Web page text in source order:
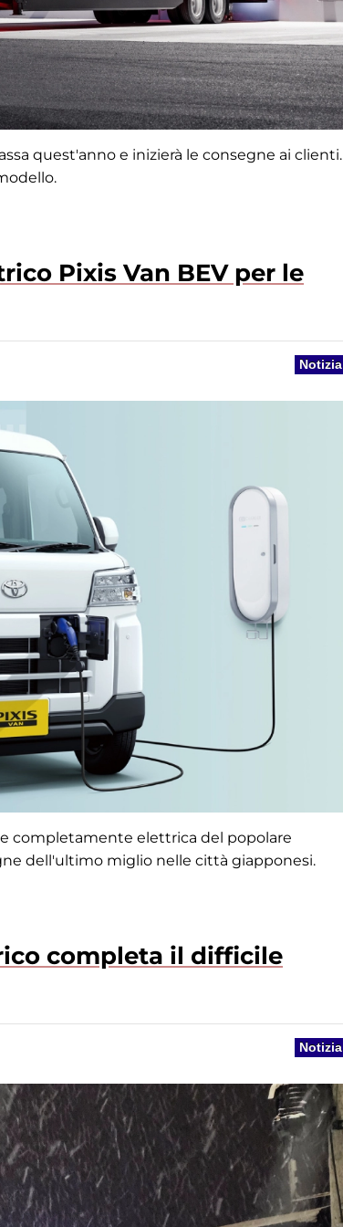
quest'anno e inizierà le consegne ai clienti.
Pixis Van BEV per le
Notizia
completamente elettrica del popolare
dell'ultimo miglio nelle città giapponesi.
completa il difficile
Notizia